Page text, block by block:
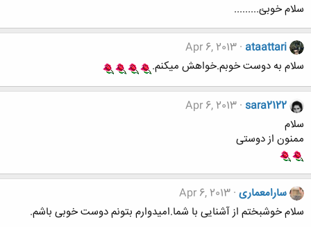
سلام خوبئ.........
ataattari
Apr 6, 2013
سلام به دوست خوبم.خواهش میکنم.
sara2122
Apr 6, 2013
سلام
ممنون از دوستی
سارامعماری Apr 6, 2013
سلام خوشبختم از آشنایی با شما.امیدوارم بتونم دوست خوبی باشم.